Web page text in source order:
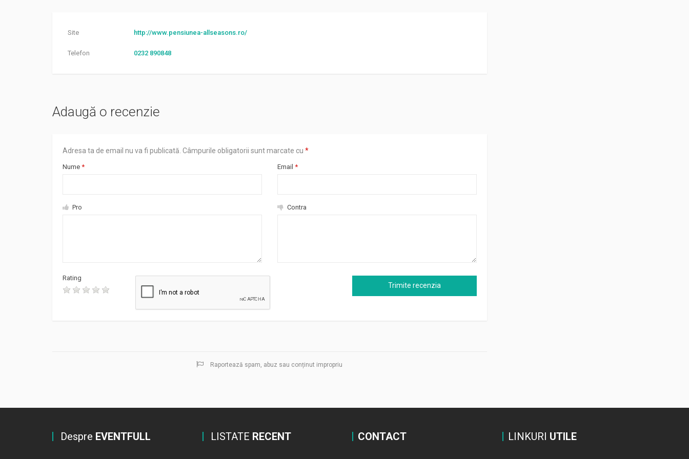
Site http://www.pensiunea-allseasons.ro/
Telefon 0232 890848
Adaugă o recenzie
Adresa ta de email nu va fi publicată. Câmpurile obligatorii sunt marcate cu *
Nume * Email *
Pro Contra
Rating
Raportează spam, abuz sau conținut impropriu
Despre EVENTFULL LISTATE RECENT CONTACT LINKURI UTILE